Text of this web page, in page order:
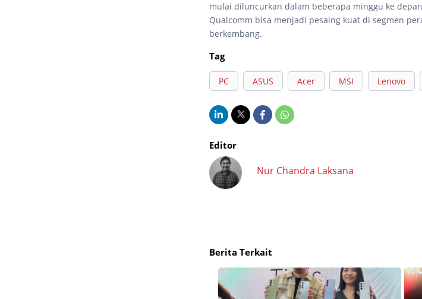
mulai diluncurkan dalam beberapa minggu ke
Qualcomm bisa menjadi pesaing kuat di segmen
berkembang.
Tag
PC ASUS Acer MSI Lenovo
Editor
Nur Chandra Laksana
Berita Terkait